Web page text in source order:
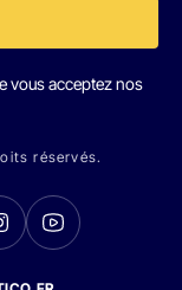
vous acceptez nos
réservés.